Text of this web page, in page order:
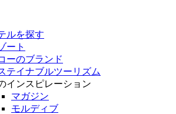
ルを探す
ート
ーのブランド
テイナブルツーリズム
インスピレーション
マガジン
モルディブ